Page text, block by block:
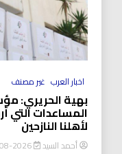
اخبار العرب غير مصنف
بهية الحريري:
المساعدات التي
لأهلنا النازحين
أحمد السيد 2026-08-01